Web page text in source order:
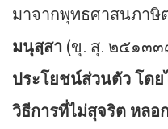
มาจากพุทธศาสนภาษิ
มนุสฺสา(ขุ. สุ. ๒๕๑๓๓
ประโยชน์ส่วนตัว โด
วิธีการที่ไม่สุจริต หลอ